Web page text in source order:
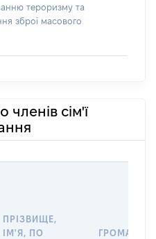
тероризму та
зброї масового
членів сім'ї
ПРІЗВИЩЕ,
ІМ'Я, ПО